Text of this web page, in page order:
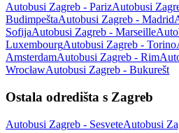
Autobusi Zagreb - ParizAutobusi
BudimpeštaAutobusi Zagreb - Madrid
SofijaAutobusi Zagreb - Marseille
LuxembourgAutobusi Zagreb - Torino
AmsterdamAutobusi Zagreb - Rim
WrocławAutobusi Zagreb - Bukurešt
Ostala odredišta s Zagreb
Autobusi Zagreb - SesveteAutobusi